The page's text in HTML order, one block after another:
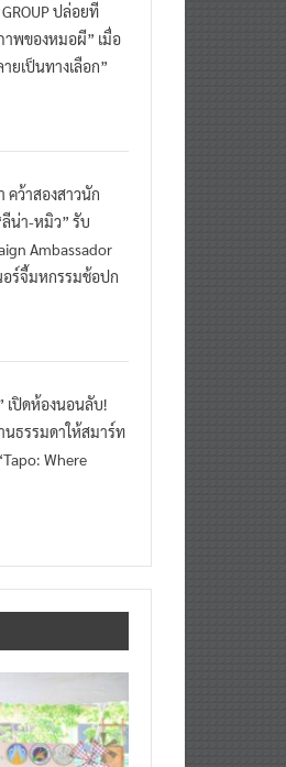
ปล่อยที
าพของหมอผี” เมื่อ
ยเป็นทางเลือก”
ว้าสองสาวนัก
น่า-หมิว” รับ
Ambassador
อร์จี้มหกรรมช้อปก
เปิดห้องนอนลับ!
นธรรมดาให้สมาร์ท
Where